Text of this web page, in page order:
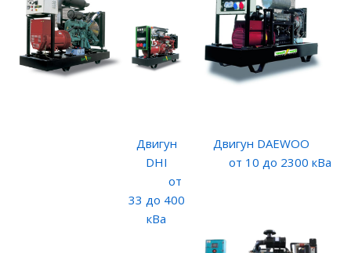
Двигун
DHI
от
33 до 400
кВа
Двигун DAEWOO
от 10 до 2300 кВа